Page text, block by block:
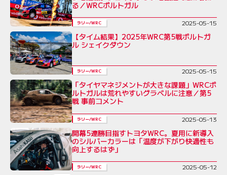
る／WRCポルトガル
ラリー/WRC 2025-05-15
【タイム結果】2025年WRC第5戦ポルトガ
ル シェイクダウン
ラリー/WRC 2025-05-15
「タイヤマネジメントが大きな課題」WRCポ
ルトガルは荒れやすいグラベルに注意／第5
戦 事前コメント
ラリー/WRC 2025-05-13
開幕5連勝目指すトヨタWRC。夏用に新導入
のシルバーカラーは「温度が下がり快適性も
向上するはず」
ラリー/WRC 2025-05-12